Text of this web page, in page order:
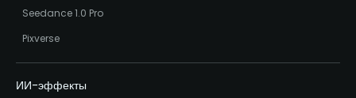
Seedance 1.0 Pro
Pixverse
ИИ-эффекты